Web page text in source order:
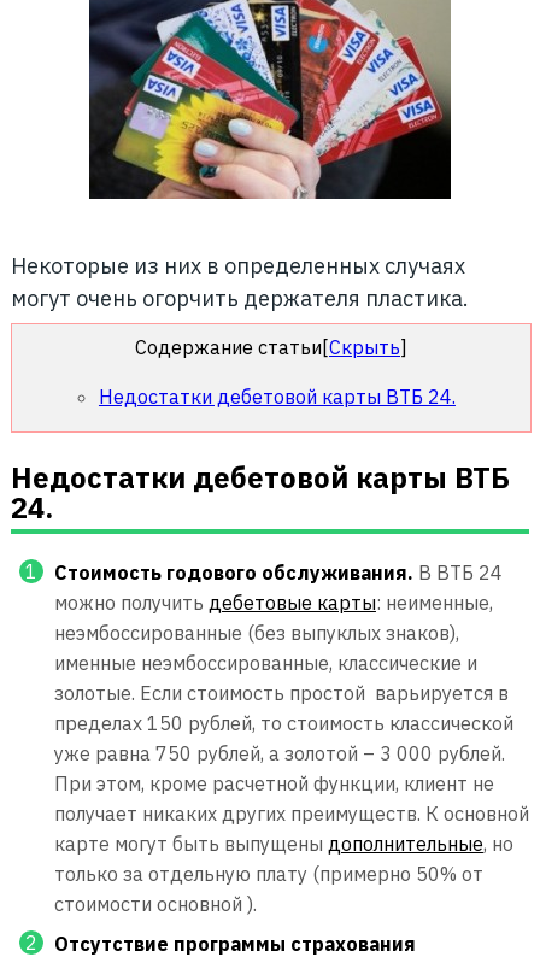
Некоторые из них в определенных случаях
могут очень огорчить держателя пластика.
Содержание статьи [Скрыть]
Недостатки дебетовой карты ВТБ 24.
Недостатки дебетовой карты ВТБ
24.
Стоимость годового обслуживания. В ВТБ 24
можно получить дебетовые карты: неименные,
неэмбоссированные (без выпуклых знаков),
именные неэмбоссированные, классические и
золотые. Если стоимость простой варьируется в
пределах 150 рублей, то стоимость классической
уже равна 750 рублей, а золотой – 3 000 рублей.
При этом, кроме расчетной функции, клиент не
получает никаких других преимуществ. К основной
карте могут быть выпущены дополнительные, но
только за отдельную плату (примерно 50% от
стоимости основной ).
Отсутствие программы страхования